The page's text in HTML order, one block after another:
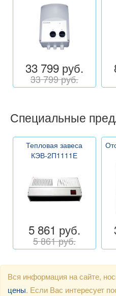
33 799 руб.
33 799 руб.
Специальные
Тепловая завеса
КЭВ-2П1111Е
5 861 руб.
5 861 руб.
Вся информация на сайте,
цены. Если Вас интересует